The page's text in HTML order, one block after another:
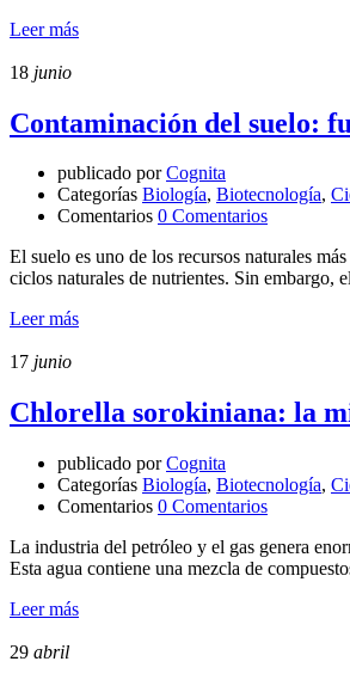
Leer más
18 junio
Contaminación del suelo:
publicado por Cognita
Categorías Biología, Biotecnología,
Comentarios 0 Comentarios
El suelo es uno de los recursos naturales
ciclos naturales de nutrientes. Sin embargo,
Leer más
17 junio
Chlorella sorokiniana: la
publicado por Cognita
Categorías Biología, Biotecnología,
Comentarios 0 Comentarios
La industria del petróleo y el gas genera
Esta agua contiene una mezcla de
Leer más
29 abril